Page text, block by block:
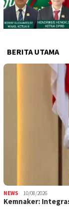
BERITA UTAMA
NEWS 10/08/2026
Kemnaker: